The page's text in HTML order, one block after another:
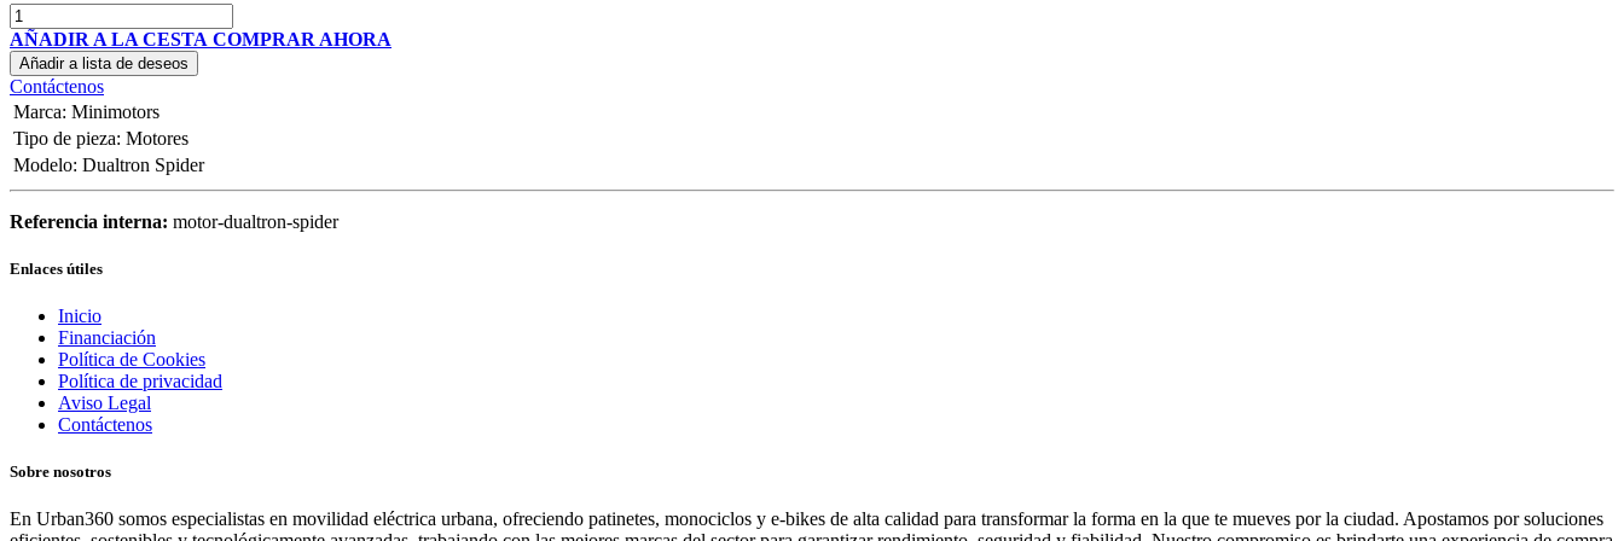
AÑADIR A LA CESTA COMPRAR AHORA
Añadir a lista de deseos
Contáctenos
Marca: Minimotors
Tipo de pieza: Motores
Modelo: Dualtron Spider
Referencia interna: motor-dualtron-spider
Enlaces útiles
Inicio
Financiación
Política de Cookies
Política de privacidad
Aviso Legal
Contáctenos
Sobre nosotros
En Urban360 somos especialistas en movilidad eléctrica urbana, ofreciendo patinetes, monociclos y e-bikes de alta calidad para transformar la forma en la que te mueves por la ciudad. Apostamos por soluciones